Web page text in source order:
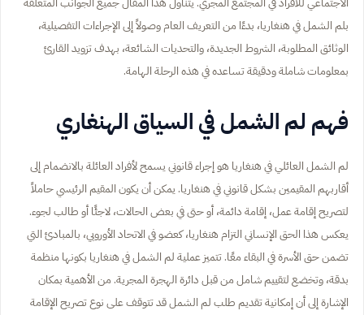
بلم الشمل في هنغاريا، بدءًا من التعريف العام وصولاً إلى الإجراءات التفصيلية،
الوثائق المطلوبة، الشروط الجديدة، والتحديات الشائعة، بهدف تزويد القارئ
بمعلومات شاملة ودقيقة تساعده في هذه الرحلة الهامة.
فهم لم الشمل في السياق الهنغاري
لم الشمل العائلي في هنغاريا هو إجراء قانوني يسمح لأفراد العائلة بالانضمام إلى
أقاربهم المقيمين بشكل قانوني في هنغاريا. يمكن أن يكون المقيم الرئيسي حاملاً
لتصريح إقامة عمل، إقامة دائمة، أو حتى في بعض الحالات، لاجئًا أو طالب لجوء.
يعكس هذا الحق الإنساني التزام هنغاريا، كعضو في الاتحاد الأوروبي، بالمبادئ التي
تضمن حق الأسرة في البقاء معًا. تتميز عملية لم الشمل في هنغاريا بكونها منظمة
بدقة، وتخضع لتقييم شامل من قبل دائرة الهجرة المجرية. من الأهمية بمكان
الإشارة إلى أن إمكانية تقديم طلب لم الشمل قد تتوقف على نوع تصريح الإقامة